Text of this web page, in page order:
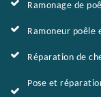
Ramonage de
Ramoneur poêle
Réparation de
Pose et